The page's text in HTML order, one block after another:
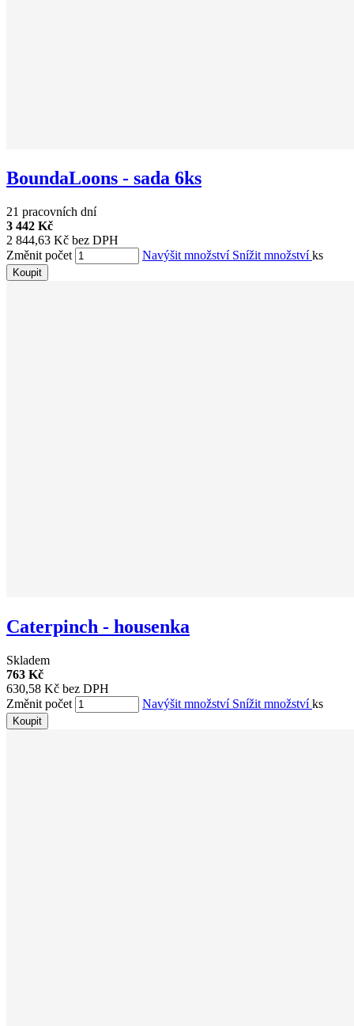
BoundaLoons - sada 6ks
21 pracovních dní
3 442 Kč
2 844,63 Kč bez DPH
Změnit počet
Navýšit množství Snížit množstvíks
Koupit
Caterpinch - housenka
Skladem
763 Kč
630,58 Kč bez DPH
Změnit počet
Navýšit množství Snížit množstvíks
Koupit